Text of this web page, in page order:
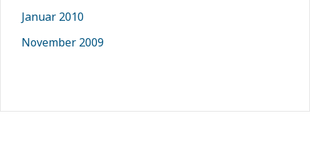
Januar 2010
November 2009